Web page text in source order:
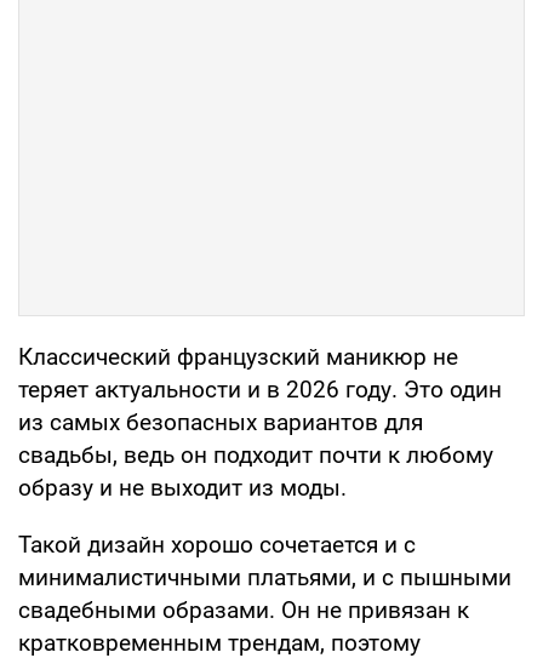
Классический французский маникюр не
теряет актуальности и в 2026 году. Это один
из самых безопасных вариантов для
свадьбы, ведь он подходит почти к любому
образу и не выходит из моды.
Такой дизайн хорошо сочетается и с
минималистичными платьями, и с пышными
свадебными образами. Он не привязан к
кратковременным трендам, поэтому